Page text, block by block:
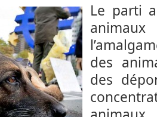
Le parti
des
des